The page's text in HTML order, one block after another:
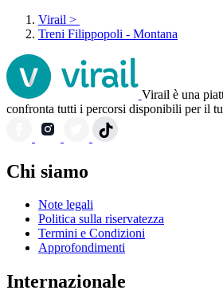
Virail >
Treni Filippopoli - Montana
Virail è una
confronta tutti i percorsi disponibili per il
Chi siamo
Note legali
Politica sulla riservatezza
Termini e Condizioni
Approfondimenti
Internazionale